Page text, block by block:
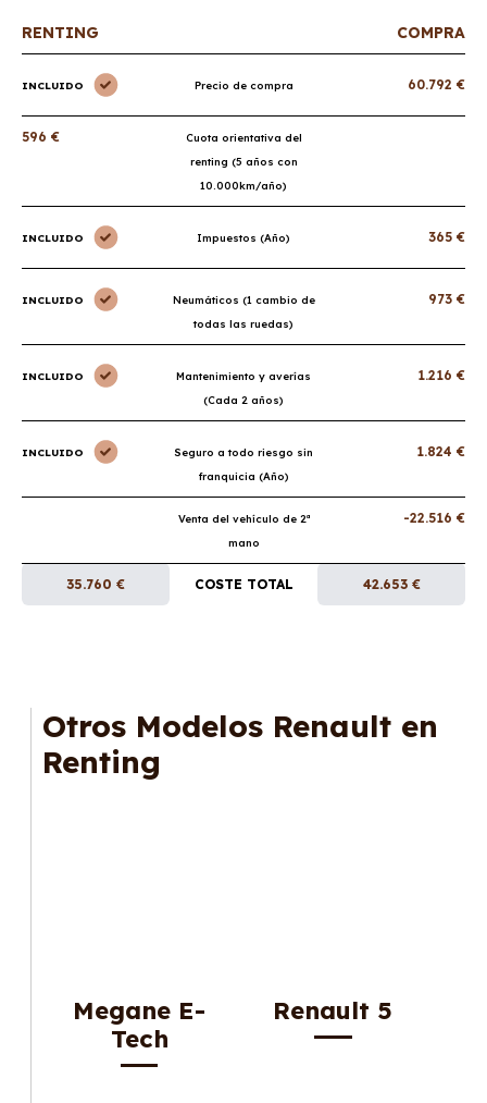
RENTING COMPRA
INCLUIDO Precio de compra 60.792 €
596 €
Cuota orientativa del
renting (5 años con
10.000km/año)
INCLUIDO Impuestos (Año) 365 €
INCLUIDO
Neumáticos (1 cambio de
todas las ruedas)
973 €
INCLUIDO
Mantenimiento y averías
(Cada 2 años)
1.216 €
INCLUIDO
Seguro a todo riesgo sin
franquicia (Año)
1.824 €
Venta del vehículo de 2ª
mano
-22.516 €
35.760 € COSTE TOTAL 42.653 €
Otros Modelos Renault en
Renting
Megane E-
Tech
Renault 5